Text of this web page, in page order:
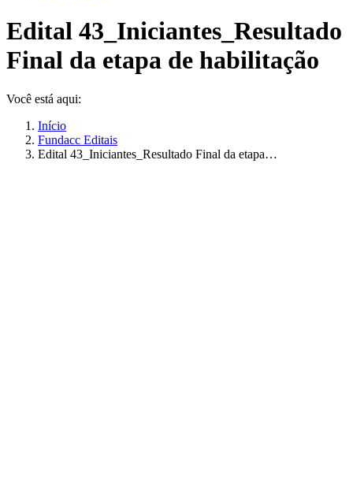
Edital 43_Iniciantes_Resultado
Final da etapa de habilitação
Você está aqui:
Início
Fundacc Editais
Edital 43_Iniciantes_Resultado Final da etapa…